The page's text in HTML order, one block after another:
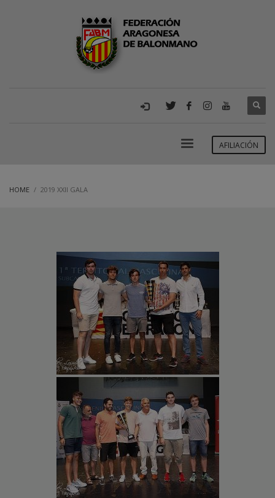
AFILIACIÓN
HOME 2019 XXII GALA